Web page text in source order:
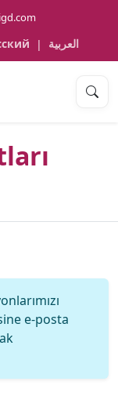
| العربية
e-posta